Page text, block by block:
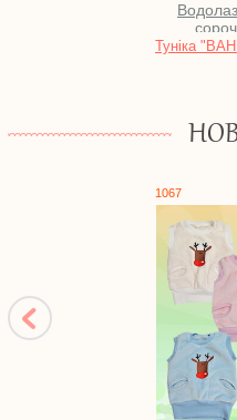
Туніка
1067